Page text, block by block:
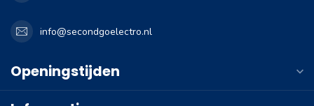
info@secondgoelectro.nl
Openingstijden